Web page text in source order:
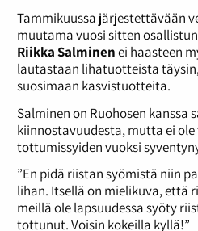
Tammikuussa järjestettävään
muutama vuosi sitten
Riikka Salminenei haasteen
lautastaan lihatuotteista
suosimaan kasvistuotteita.
Salminen on Ruohosen
kiinnostavuudesta, mutta ei
tottumissyiden vuoksi
”En pidä riistan syömistä niin
lihan. Itsellä on mielikuva, että
meillä ole lapsuudessa syöty
tottunut. Voisin kokeilla kyllä!”